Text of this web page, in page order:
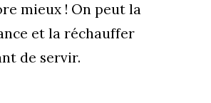
mieux ! On peut la
et la réchauffer
de servir.